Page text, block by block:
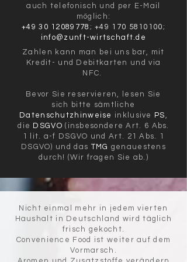
auch telefonisch und per E-Mail
möglich:
+49 30 12089778 ;+49 170 5810100;
info@zunft-wirtschaft.de
Zahlen kann man bei uns bar, mit
Kredit- und Debitkarten und via
NFC.
Bevor Sie reservieren, lesen Sie
sich bitte sämtliche
Datenschutzhinweise inklusive PS,
die DSGVO (insbesondereArt. 6 Abs.
1 lit. a-f DSGVO und Art. 21 Abs. 1
DSGVO) und das TMG genauestens
durch! (Wir fragen Sie ab.)
Nicht einmal mehr in jedem vierten
Haushalt in Deutschland wird täglich
frisch gekocht.
Convenience Food ist weiter auf dem
Vormarsch.